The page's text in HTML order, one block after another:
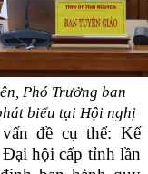
Phó Trưởng ban
biểu tại Hội nghị
đề cụ thể: Kế
Đại hội cấp tỉnh lần